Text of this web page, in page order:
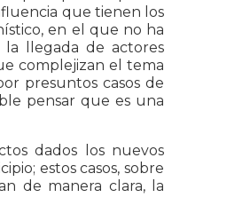
que tienen los
en el que no ha
llegada de actores
complejizan el tema
presuntos casos de
pensar que es una
dados los nuevos
estos casos, sobre
de manera clara, la